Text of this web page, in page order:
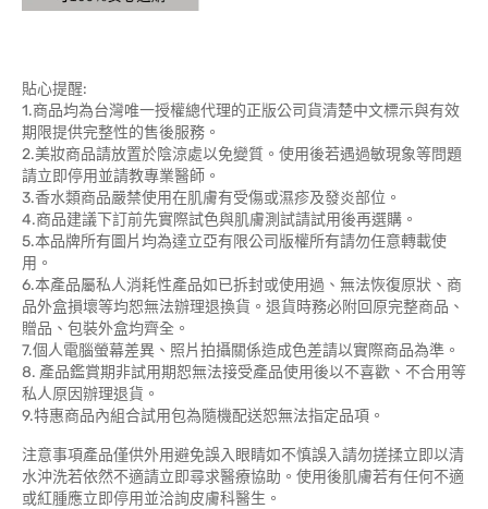
貼心提醒:
1.商品均為台灣唯一授權總代理的正版公司貨清楚中文標示與有效
期限提供完整性的售後服務。
2.美妝商品請放置於陰涼處以免變質。使用後若遇過敏現象等問題
請立即停用並請教專業醫師。
3.香水類商品嚴禁使用在肌膚有受傷或濕疹及發炎部位。
4.商品建議下訂前先實際試色與肌膚測試請試用後再選購。
5.本品牌所有圖片均為達立亞有限公司版權所有請勿任意轉載使
用。
6.本產品屬私人消耗性產品如已拆封或使用過、無法恢復原狀、商
品外盒損壞等均恕無法辦理退換貨。退貨時務必附回原完整商品、
贈品、包裝外盒均齊全。
7.個人電腦螢幕差異、照片拍攝關係造成色差請以實際商品為準。
8. 產品鑑賞期非試用期恕無法接受產品使用後以不喜歡、不合用等
私人原因辦理退貨。
9.特惠商品內組合試用包為隨機配送恕無法指定品項。
注意事項產品僅供外用避免誤入眼睛如不慎誤入請勿搓揉立即以清
水沖洗若依然不適請立即尋求醫療協助。使用後肌膚若有任何不適
或紅腫應立即停用並洽詢皮膚科醫生。